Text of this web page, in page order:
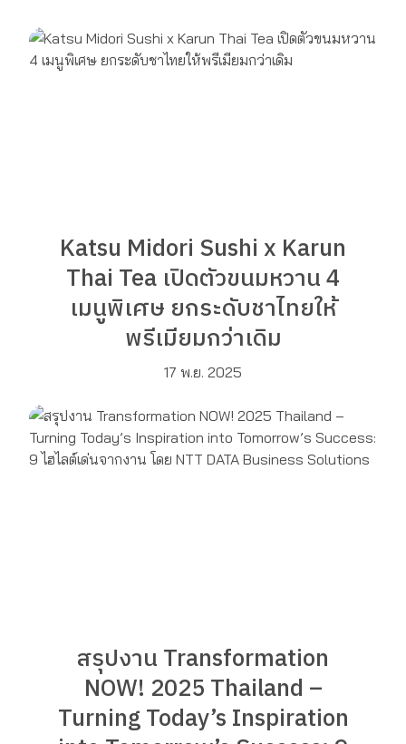
Katsu Midori Sushi x Karun
Thai Tea เปิดตัวขนมหวาน 4
เมนูพิเศษ ยกระดับชาไทยให้
พรีเมียมกว่าเดิม
17 พ.ย. 2025
สรุปงาน Transformation
NOW! 2025 Thailand –
Turning Today’s Inspiration